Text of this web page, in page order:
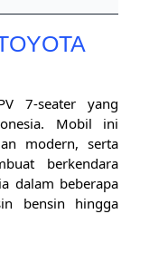
7-seater yang
Mobil ini
modern, serta
berkendara
dalam beberapa
bensin hingga